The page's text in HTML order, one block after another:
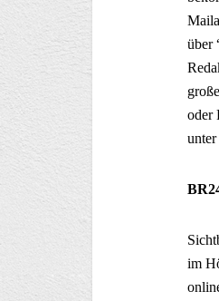
über
oder
unter
im